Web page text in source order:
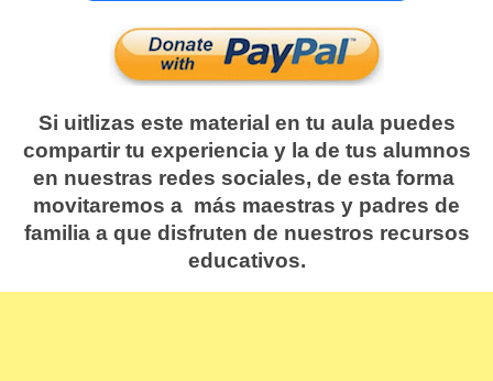
Si uitlizas este material en tu aula puedes
compartir tu experiencia y la de tus alumnos
en nuestras redes sociales, de esta forma
movitaremos a más maestras y padres de
familia a que disfruten de nuestros recursos
educativos.